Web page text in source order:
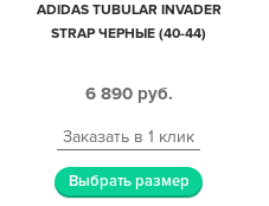
ADIDAS TUBULAR INVADER
STRAP ЧЕРНЫЕ (40-44)
6 890 руб.
Заказать в 1 клик
Выбрать размер